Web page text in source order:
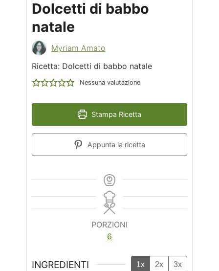
Dolcetti di babbo
natale
Myriam Amato
Ricetta: Dolcetti di babbo natale
Nessuna valutazione
Stampa Ricetta
Appunta la ricetta
PORZIONI
6
INGREDIENTI 1x 2x 3x